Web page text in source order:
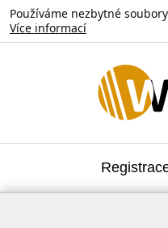
Používáme nezbytné
Více informací